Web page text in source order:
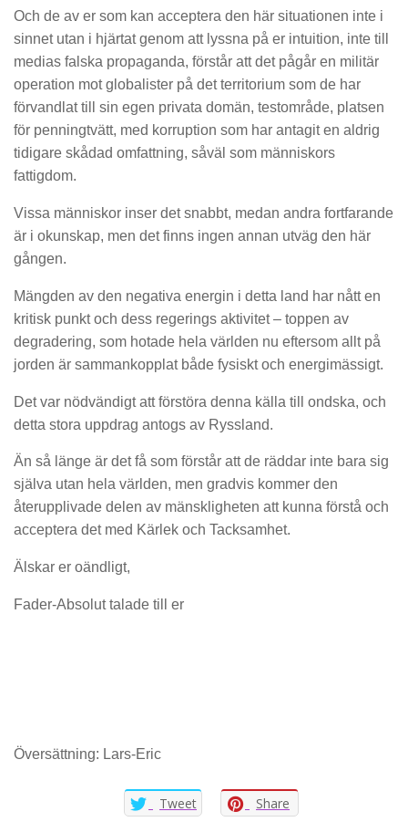
Och de av er som kan acceptera den här situationen inte i
sinnet utan i hjärtat genom att lyssna på er intuition, inte till
medias falska propaganda, förstår att det pågår en militär
operation mot globalister på det territorium som de har
förvandlat till sin egen privata domän, testområde, platsen
för penningtvätt, med korruption som har antagit en aldrig
tidigare skådad omfattning, såväl som människors
fattigdom.
Vissa människor inser det snabbt, medan andra fortfarande
är i okunskap, men det finns ingen annan utväg den här
gången.
Mängden av den negativa energin i detta land har nått en
kritisk punkt och dess regerings aktivitet – toppen av
degradering, som hotade hela världen nu eftersom allt på
jorden är sammankopplat både fysiskt och energimässigt.
Det var nödvändigt att förstöra denna källa till ondska, och
detta stora uppdrag antogs av Ryssland.
Än så länge är det få som förstår att de räddar inte bara sig
själva utan hela världen, men gradvis kommer den
återupplivade delen av mänskligheten att kunna förstå och
acceptera det med Kärlek och Tacksamhet.
Älskar er oändligt,
Fader-Absolut talade till er
Översättning: Lars-Eric
Tweet Share